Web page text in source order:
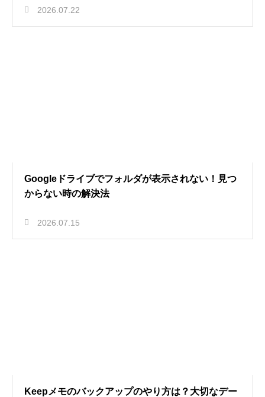
2026.07.22
Googleドライブでフォルダが表示されない！見つ
からない時の解決法
2026.07.15
Keepメモのバックアップのやり方は？大切なデー